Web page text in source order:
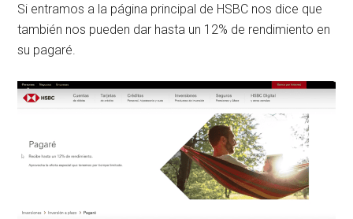
Si entramos a la página principal de HSBC nos dice que
también nos pueden dar hasta un 12% de rendimiento en
su pagaré.